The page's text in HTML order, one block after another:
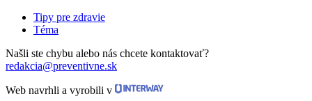
Tipy pre zdravie
Téma
Našli ste chybu alebo nás chcete kontaktovať?
redakcia@preventivne.sk
Web navrhli a vyrobili v